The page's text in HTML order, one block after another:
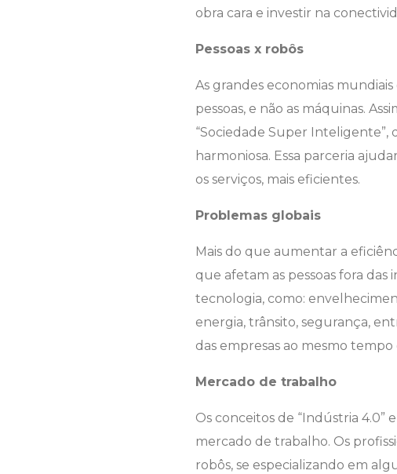
obra cara e investir na
Pessoas x robôs
As grandes economias
pessoas, e não as máquinas.
“Sociedade Super
harmoniosa. Essa parceria
os serviços, mais eficientes.
Problemas globais
Mais do que aumentar a
que afetam as pessoas fora
tecnologia, como:
energia, trânsito, segurança,
das empresas ao mesmo
Mercado de trabalho
Os conceitos de “Indústria 4.0”
mercado de trabalho. Os
robôs, se especializando em